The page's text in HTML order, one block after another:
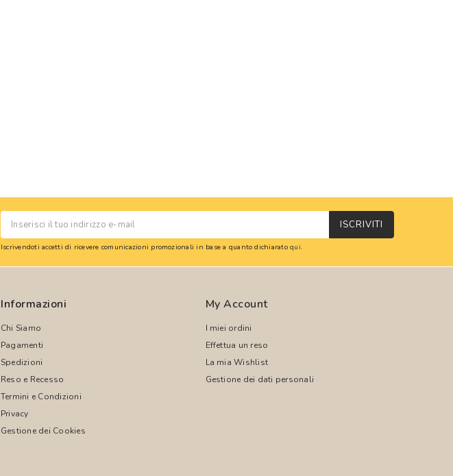
ISCRIVITI
Iscrivendoti accetti di ricevere comunicazioni promozionali in base a quanto dichiaratoqui.
Informazioni
Chi Siamo
Pagamenti
Spedizioni
Reso e Recesso
Termini e Condizioni
Privacy
Gestione dei Cookies
My Account
I miei ordini
Effettua un reso
La mia Wishlist
Gestione dei dati personali